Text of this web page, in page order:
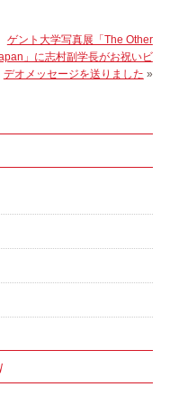
ゲント大学写真展「The Other
」に志村副学長がお祝いビ
デオメッセージを送りました »